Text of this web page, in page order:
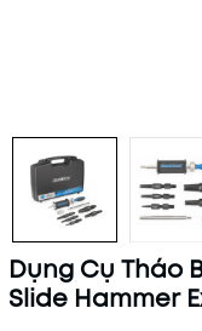
Dụng Cụ Tháo
Slide Hammer